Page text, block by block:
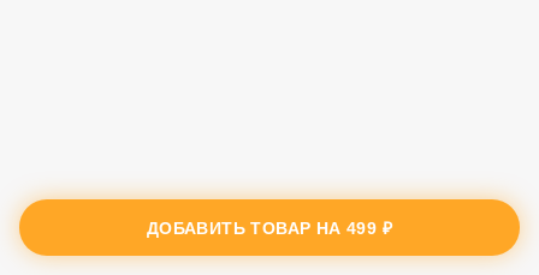
ДОБАВИТЬ ТОВАР НА499 ₽